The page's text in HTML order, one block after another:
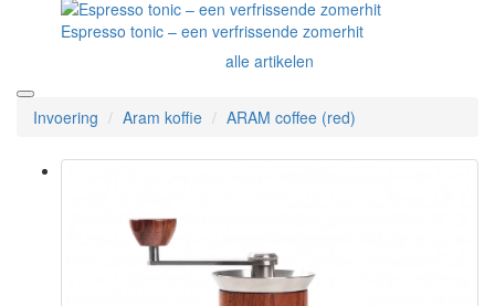
Espresso tonic – een verfrissende zomerhit
alle artikelen
Invoering Aram koffie ARAM coffee (red)